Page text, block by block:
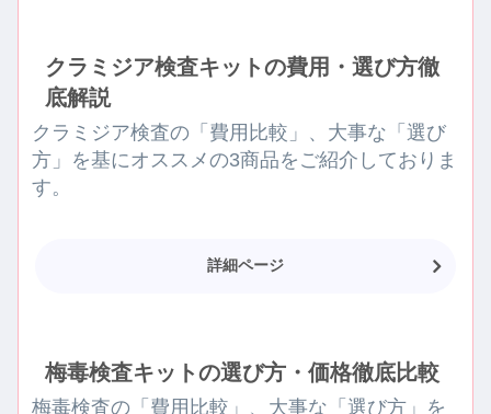
クラミジア検査キットの費用・選び方徹
底解説
クラミジア検査の「費用比較」、大事な「選び
方」を基にオススメの3商品をご紹介しておりま
す。
詳細ページ
梅毒検査キットの選び方・価格徹底比較
梅毒検査の「費用比較」、大事な「選び方」を